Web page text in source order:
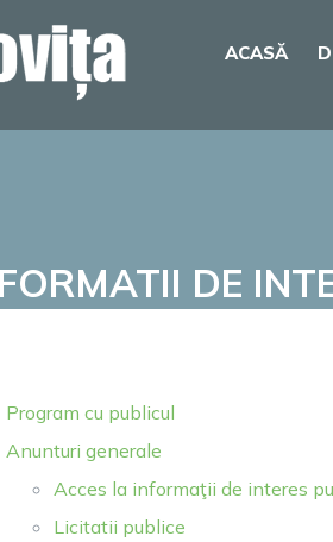
ACASĂ
DE
Program cu publicul
Anunturi generale
Acces la informaţii de interes
Licitatii publice